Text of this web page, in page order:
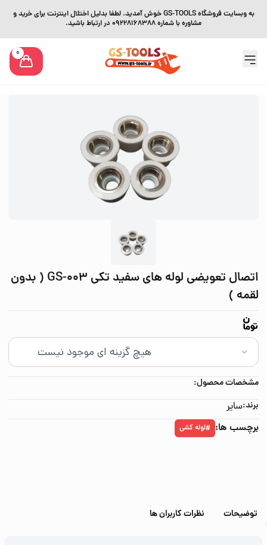
به وبسایت فروشگاه GS-TOOLS خوش آمدید. لطفا بدلیل اختلال اینترنت برای خرید و
مشاوره با شماره 09228168388 در ارتباط باشید.
0
اتصال تعویضی لوله های سفید تکی GS-003 ( بدون
لقمه )
مشخصات محصول:
برند:سایر
برچسب ها: #لوله کشی
توضیحات نظرات کاربران ها